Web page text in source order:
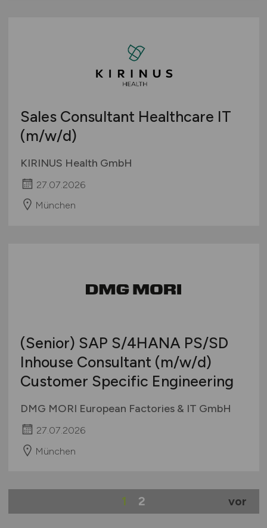
Sales Consultant Healthcare IT
(m/w/d)
KIRINUS Health GmbH
27.07.2026
München
(Senior) SAP S/4HANA PS/SD
Inhouse Consultant (m/w/d)
Customer Specific Engineering
DMG MORI European Factories & IT GmbH
27.07.2026
München
1 2 vor